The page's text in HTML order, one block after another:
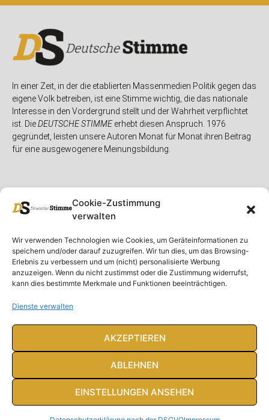
Cookie-Zustimmung
verwalten
Wir verwenden Technologien wie Cookies, um Geräteinformationen zu
speichern und/oder darauf zuzugreifen. Wir tun dies, um das Browsing-
Erlebnis zu verbessern und um (nicht) personalisierte Werbung
anzuzeigen. Wenn du nicht zustimmst oder die Zustimmung widerrufst,
kann dies bestimmte Merkmale und Funktionen beeinträchtigen.
Dienste verwalten
AKZEPTIEREN
ABLEHNEN
EINSTELLUNGEN ANSEHEN
In einer Zeit, in der die etablierten Massenmedien Politik gegen das
eigene Volk betreiben, ist eine Stimme wichtig, die das nationale
Interesse in den Vordergrund stellt und der Wahrheit verpflichtet
ist. DieDEUTSCHE STIMMEerhebt diesen Anspruch. 1976
gegründet, leisten unsere Autoren Monat für Monat ihren Beitrag
für eine ausgewogenere Meinungsbildung.
Unser Magazin
Spenden
Ausgaben
Abonnieren
Rubriken
Deutschland
Ausland
Feuilleton
Rechtliches
Rechtliche Hinweise
Impressum
Datenschutzerklärung